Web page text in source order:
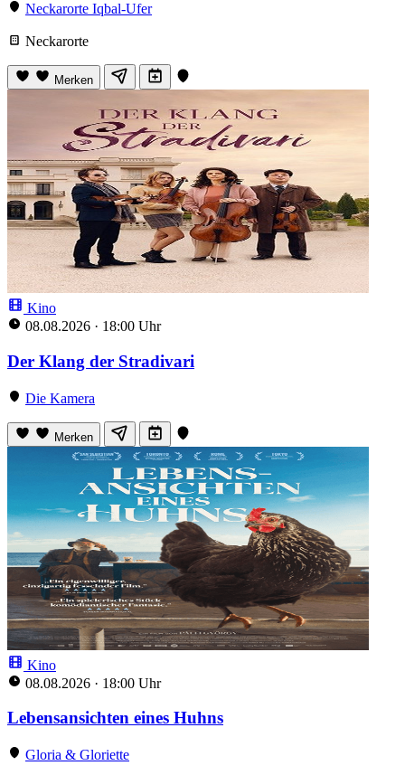
Neckarorte Iqbal-Ufer
Neckarorte
Merken
Kino
08.08.2026 · 18:00 Uhr
Der Klang der Stradivari
Die Kamera
Merken
Kino
08.08.2026 · 18:00 Uhr
Lebensansichten eines Huhns
Gloria & Gloriette